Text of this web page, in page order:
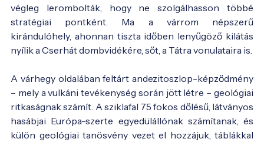
végleg lerombolták, hogy ne szolgálhasson többé
stratégiai pontként. Ma a várrom népszerű
kirándulóhely, ahonnan tiszta időben lenyűgöző kilátás
nyílik a Cserhát dombvidékére, sőt, a Tátra vonulataira is.
A várhegy oldalában feltárt andezitoszlop-képződmény
– mely a vulkáni tevékenység során jött létre – geológiai
ritkaságnak számít. A sziklafal 75 fokos dőlésű, látványos
hasábjai Európa-szerte egyedülállónak számítanak, és
külön geológiai tanösvény vezet el hozzájuk, táblákkal